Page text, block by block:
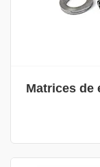
Matrices de